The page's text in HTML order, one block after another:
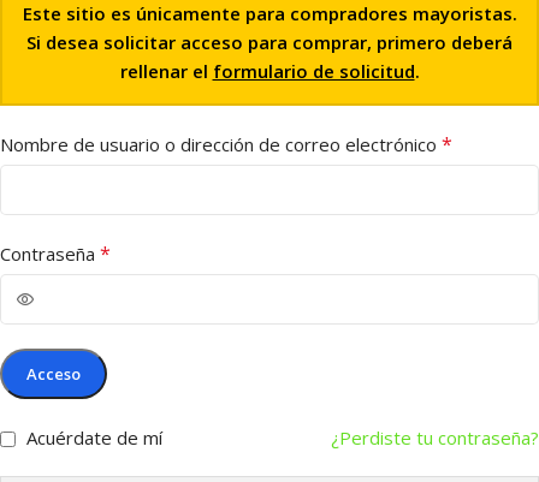
Este sitio es únicamente para compradores mayoristas.
Si desea solicitar acceso para comprar, primero deberá
rellenar el formulario de solicitud.
Nombre de usuario o dirección de correo electrónico *
Contraseña *
Acceso
¿Perdiste tu contraseña?
Acuérdate de mí